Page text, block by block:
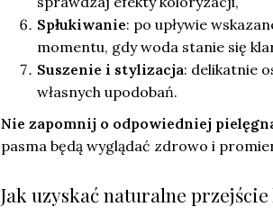
Spłukiwanie: po upływie
momentu, gdy woda stanie się
Suszenie i stylizacja: delikatnie
własnych upodobań.
Nie zapomnij o odpowiedniej
pasma będą wyglądać zdrowo i
Jak uzyskać naturalne